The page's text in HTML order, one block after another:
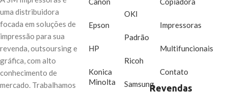
lugar através do seu dispositivo
móvel. Além disso, a MFP
M127FN conta também com
funções de imprimir, copiar,
digitalizar, enviar e receber fax,
tudo isso com alta velocidade e
qualidade, ao alcance das suas
uma distribuidora
focada em soluções de
impressão para sua
revenda, outsoursing e
gráfica, com alto
conhecimento de
mercado. Trabalhamos
Epson
HP
Konica
Minolta
OKI
Padrão
Ricoh
Samsung
Impressoras
Multifuncionais
Contato
Revendas